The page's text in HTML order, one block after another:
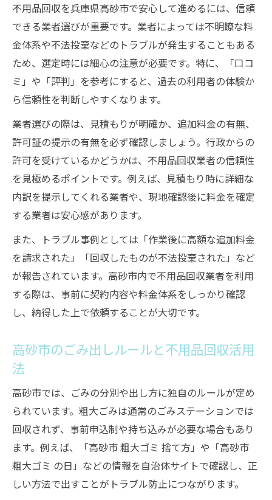
不用品回収で多いトラブル事例と対策法
高砂市での不用品回収時に避けたい失敗例
悪質な不用品回収業者を見抜くチェックポ
イント
追加料金や不法投棄を防ぐためのコツ
スムーズな片付けには高砂市のごみ日程活用を
高砂市ごみ日程で不用品回収を効率化する
方法
不用品回収に役立つごみステーションの活
用術
片付け計画に合わせた不用品回収のタイミ
ング
不用品回収と粗大ゴミの日の組み合わせ活
用法
高砂市のごみ日程2026を先取りした片付け
術
不用品回収と持ち込み処分のメリット比較
大量の服や家具は持ち込みで一気に処分可
能
持ち込みと不用品回収業者の使い分け方
粗大ごみ持ち込み時の注意点とコツ解説
悪質回収業者を見抜くためのポイント紹介
不用品回収を兵庫県高砂市で安心して進めるには、信頼
できる業者選びが重要です。業者によっては不明瞭な料
金体系や不法投棄などのトラブルが発生することもある
ため、選定時には細心の注意が必要です。特に、「口コ
ミ」や「評判」を参考にすると、過去の利用者の体験か
ら信頼性を判断しやすくなります。
業者選びの際は、見積もりが明確か、追加料金の有無、
許可証の提示の有無を必ず確認しましょう。行政からの
許可を受けているかどうかは、不用品回収業者の信頼性
を見極めるポイントです。例えば、見積もり時に詳細な
内訳を提示してくれる業者や、現地確認後に料金を確定
する業者は安心感があります。
また、トラブル事例としては「作業後に高額な追加料金
を請求された」「回収したものが不法投棄された」など
が報告されています。高砂市内で不用品回収業者を利用
する際は、事前に契約内容や料金体系をしっかり確認
し、納得した上で依頼することが大切です。
高砂市のごみ出しルールと不用品回収活用
法
高砂市では、ごみの分別や出し方に独自のルールが定め
られています。粗大ごみは通常のごみステーションでは
回収されず、事前申込制や持ち込みが必要な場合もあり
ます。例えば、「高砂市 粗大ゴミ 捨て方」や「高砂市
粗大ゴミ の日」などの情報を自治体サイトで確認し、正
しい方法で出すことがトラブル防止につながります。